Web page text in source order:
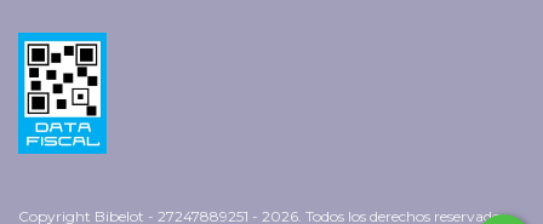
Copyright Bibelot - 27247889251 - 2026. Todos los derechos reservados.